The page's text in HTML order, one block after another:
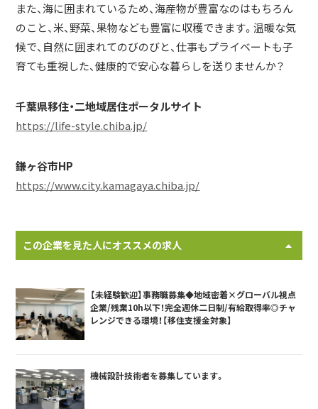
また、海に囲まれているため、海産物が豊富なのはもちろん
のこと、米、野菜、果物なども豊富に収穫できます。温暖な気
候で、自然に囲まれてのびのびと、仕事もプライベートも子
育ても重視した、健康的で安心な暮らしを送りませんか？
千葉県移住・二地域居住ポータルサイト
https://life-style.chiba.jp/
鎌ヶ谷市HP
https://www.city.kamagaya.chiba.jp/
この企業を見た人にオススメの求人
【未経験歓迎】事務職募集◆地域密着×グローバル視点
企業/残業10h以下！完全週休二日制/有給取得率◎チャ
レンジできる環境！【移住支援金対象】
機械設計技術者を募集しています。